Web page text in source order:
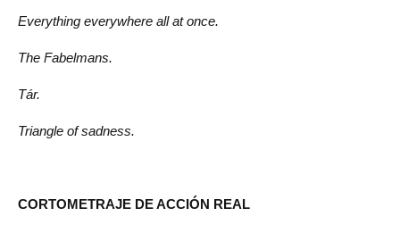
Everything everywhere all at once.
The Fabelmans.
Tár.
Triangle of sadness.
CORTOMETRAJE DE ACCIÓN REAL